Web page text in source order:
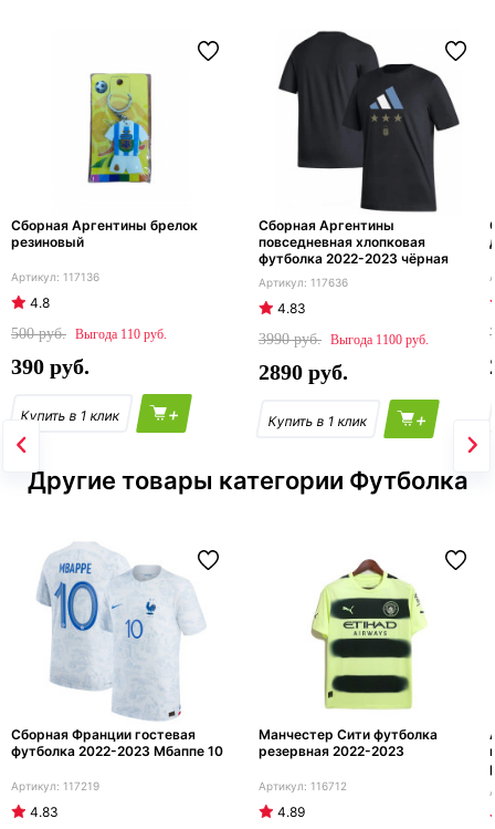
Сборная Аргентины брелок
резиновый
117136
4.8
500
110
390
+
Сборная Аргентины
повседневная хлопковая
футболка 2022-2023 чёрная
117636
4.83
3990
1100
2890
+
Другие товары категории Футболка
Сборная Франции гостевая
футболка 2022-2023 Мбаппе 10
117219
4.83
Манчестер Сити футболка
резервная 2022-2023
116712
4.89